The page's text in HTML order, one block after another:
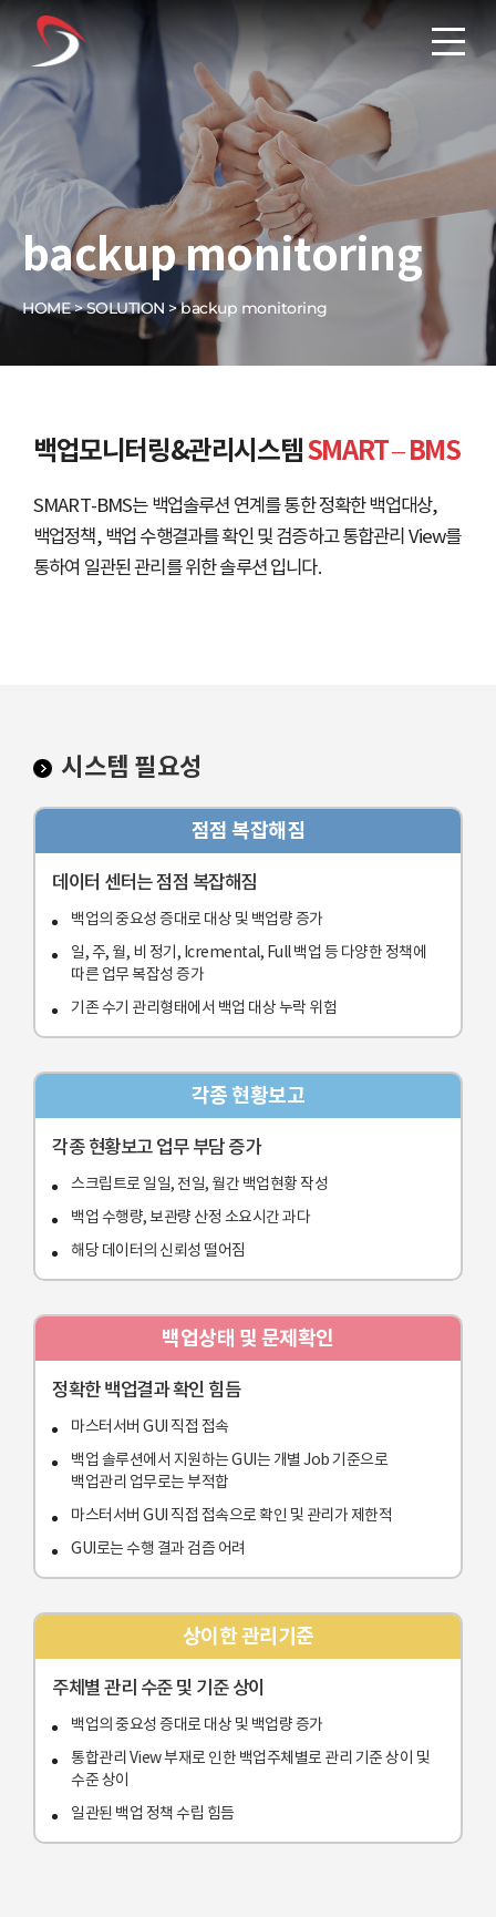
backup monitoring
HOME >SOLUTION >backup monitoring
백업모니터링&관리시스템SMART – BMS
SMART-BMS는 백업솔루션 연계를 통한 정확한 백업대상,
백업정책, 백업 수행결과를 확인 및 검증하고 통합관리 View를
통하여 일관된 관리를 위한 솔루션 입니다.
시스템 필요성
점점 복잡해짐
데이터 센터는 점점 복잡해짐
백업의 중요성 증대로 대상 및 백업량 증가
일, 주, 월, 비 정기, Icremental, Full 백업 등 다양한 정책에
따른 업무 복잡성 증가
기존 수기 관리형태에서 백업 대상 누락 위험
각종 현황보고
각종 현황보고 업무 부담 증가
스크립트로 일일, 전일, 월간 백업현황 작성
백업 수행량, 보관량 산정 소요시간 과다
해당 데이터의 신뢰성 떨어짐
백업상태 및 문제확인
정확한 백업결과 확인 힘듬
마스터서버 GUI 직접 접속
백업 솔루션에서 지원하는 GUI는 개별 Job 기준으로
백업관리 업무로는 부적합
마스터서버 GUI 직접 접속으로 확인 및 관리가 제한적
GUI로는 수행 결과 검즘 어려
상이한 관리기준
주체별 관리 수준 및 기준 상이
백업의 중요성 증대로 대상 및 백업량 증가
통합관리 View 부재로 인한 백업주체별로 관리 기준 상이 및
수준 상이
일관된 백업 정책 수립 힘듬